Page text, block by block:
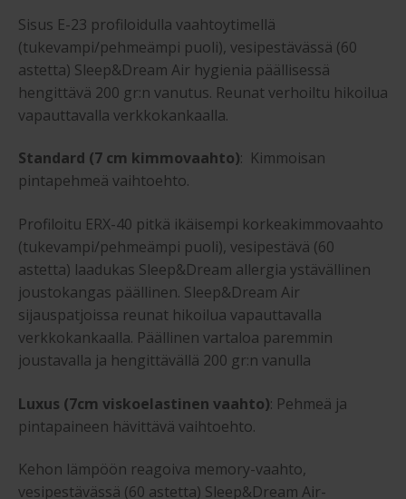
Sisus E-23 profiloidulla vaahtoytimellä
(tukevampi/pehmeämpi puoli), vesipestävässä (60
astetta) Sleep&Dream Air hygienia päällisessä
hengittävä 200 gr:n vanutus. Reunat verhoiltu hikoilua
vapauttavalla verkkokankaalla.
Standard (7 cm kimmovaahto): Kimmoisan
pintapehmeä vaihtoehto.
Profiloitu ERX-40 pitkä ikäisempi korkeakimmovaahto
(tukevampi/pehmeämpi puoli), vesipestävä (60
astetta) laadukas Sleep&Dream allergia ystävällinen
joustokangas päällinen. Sleep&Dream Air
sijauspatjoissa reunat hikoilua vapauttavalla
verkkokankaalla. Päällinen vartaloa paremmin
joustavalla ja hengittävällä 200 gr:n vanulla
Luxus (7cm viskoelastinen vaahto): Pehmeä ja
pintapaineen hävittävä vaihtoehto.
Kehon lämpöön reagoiva memory-vaahto,
vesipestävässä (60 astetta) Sleep&Dream Air-